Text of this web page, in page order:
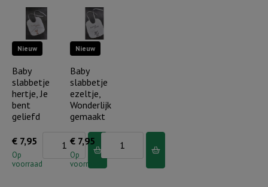
Heer
is
en
mijn
Heer
is
mijn
Nieuw
Baby
slabbetje
hertje, Je
bent
geliefd
€ 7,95
Op
voorraad
slabbetje
Nieuw
Baby
slabbetje
ezeltje,
Wonderlijk
gemaakt
€ 7,95
Op
voorraad
slabbetje
ezeltje,